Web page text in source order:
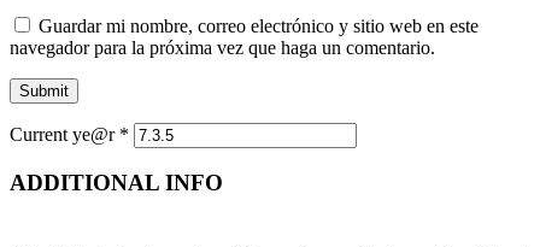
Guardar mi nombre, correo electrónico y sitio web en este
navegador para la próxima vez que haga un comentario.
Current ye@r *
ADDITIONAL INFO